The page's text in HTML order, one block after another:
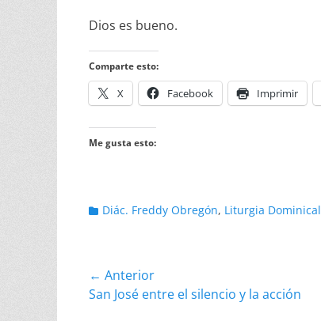
Dios es bueno.
Comparte esto:
X Facebook Imprimir
Me gusta esto:
Categorias
Diác. Freddy Obregón, Liturgia Dominical
Navegación
de
← Anterior
Entrada
San José entre el silencio y la acción